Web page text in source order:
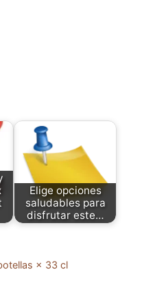
Elige opciones
saludables para
disfrutar este…
× 33 cl